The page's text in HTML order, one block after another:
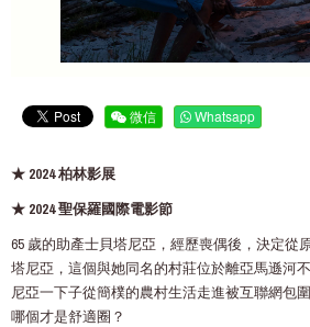
微信 Whatsapp
★ 2024 柏林影展
★ 2024 聖保羅國際電影節
65 歲的助產士貝塔尼亞，經歷喪偶後，決定從
塔尼亞，這個與她同名的村莊位於離亞馬遜河
尼亞一下子從簡樸的農村生活走進被互聯網包
哪個才是舒適圈？